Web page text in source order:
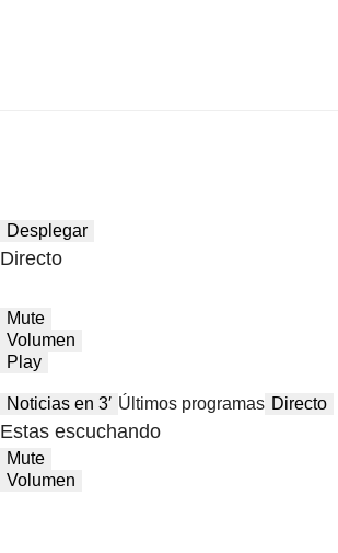
Desplegar
Directo
Mute
Volumen
Play
Noticias en 3′ Últimos programas Directo
Estas escuchando
Mute
Volumen